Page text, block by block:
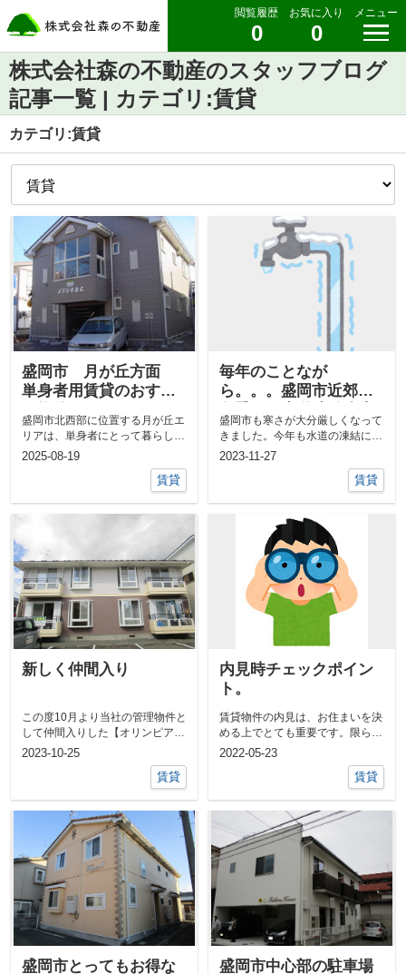
閲覧履歴
0
お気に入り
0
メニュー
株式会社森の不動産のスタッフブログ
記事一覧 | カテゴリ:賃貸
カテゴリ:賃貸
盛岡市 月が丘方面
単身者用賃貸のおすす
盛岡市北西部に位置する月が丘エ
リアは、単身者にとって暮らしや
すい住環境が整った人気の住宅地
2025-08-19
賃貸
毎年のことなが
ら。。。盛岡市近郊の
について
盛岡市も寒さが大分厳しくなって
きました。今年も水道の凍結に十
分注意が必要な時期になりました
2023-11-27
賃貸
新しく仲間入り
この度10月より当社の管理物件と
して仲間入りした【オリンピアー
ド安倍館A・B・C】のご紹介を致
2023-10-25
賃貸
内見時チェックポイン
ト。
賃貸物件の内見は、お住まいを決
める上でとても重要です。限られ
た時間の中でおこなわれる内見
2022-05-23
賃貸
盛岡市とってもお得な
盛岡市中心部の駐車場